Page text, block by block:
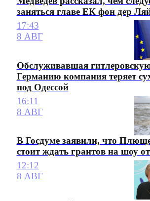
заняться главе ЕК фон дер
17:43
8 АВГ
Обслуживавшая
Германию компания теряет
под Одессой
16:11
8 АВГ
В Госдуме заявили, что
стоит ждать грантов на шоу
12:12
8 АВГ